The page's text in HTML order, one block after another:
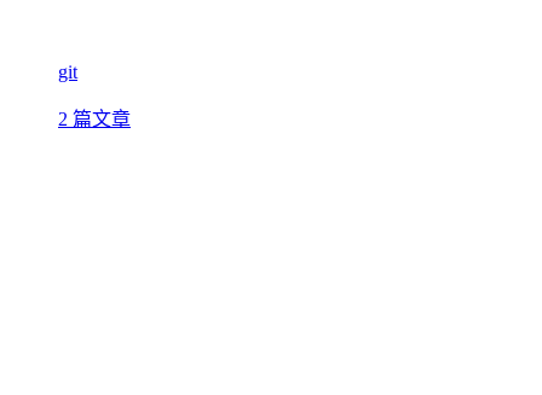
git
2 篇文章